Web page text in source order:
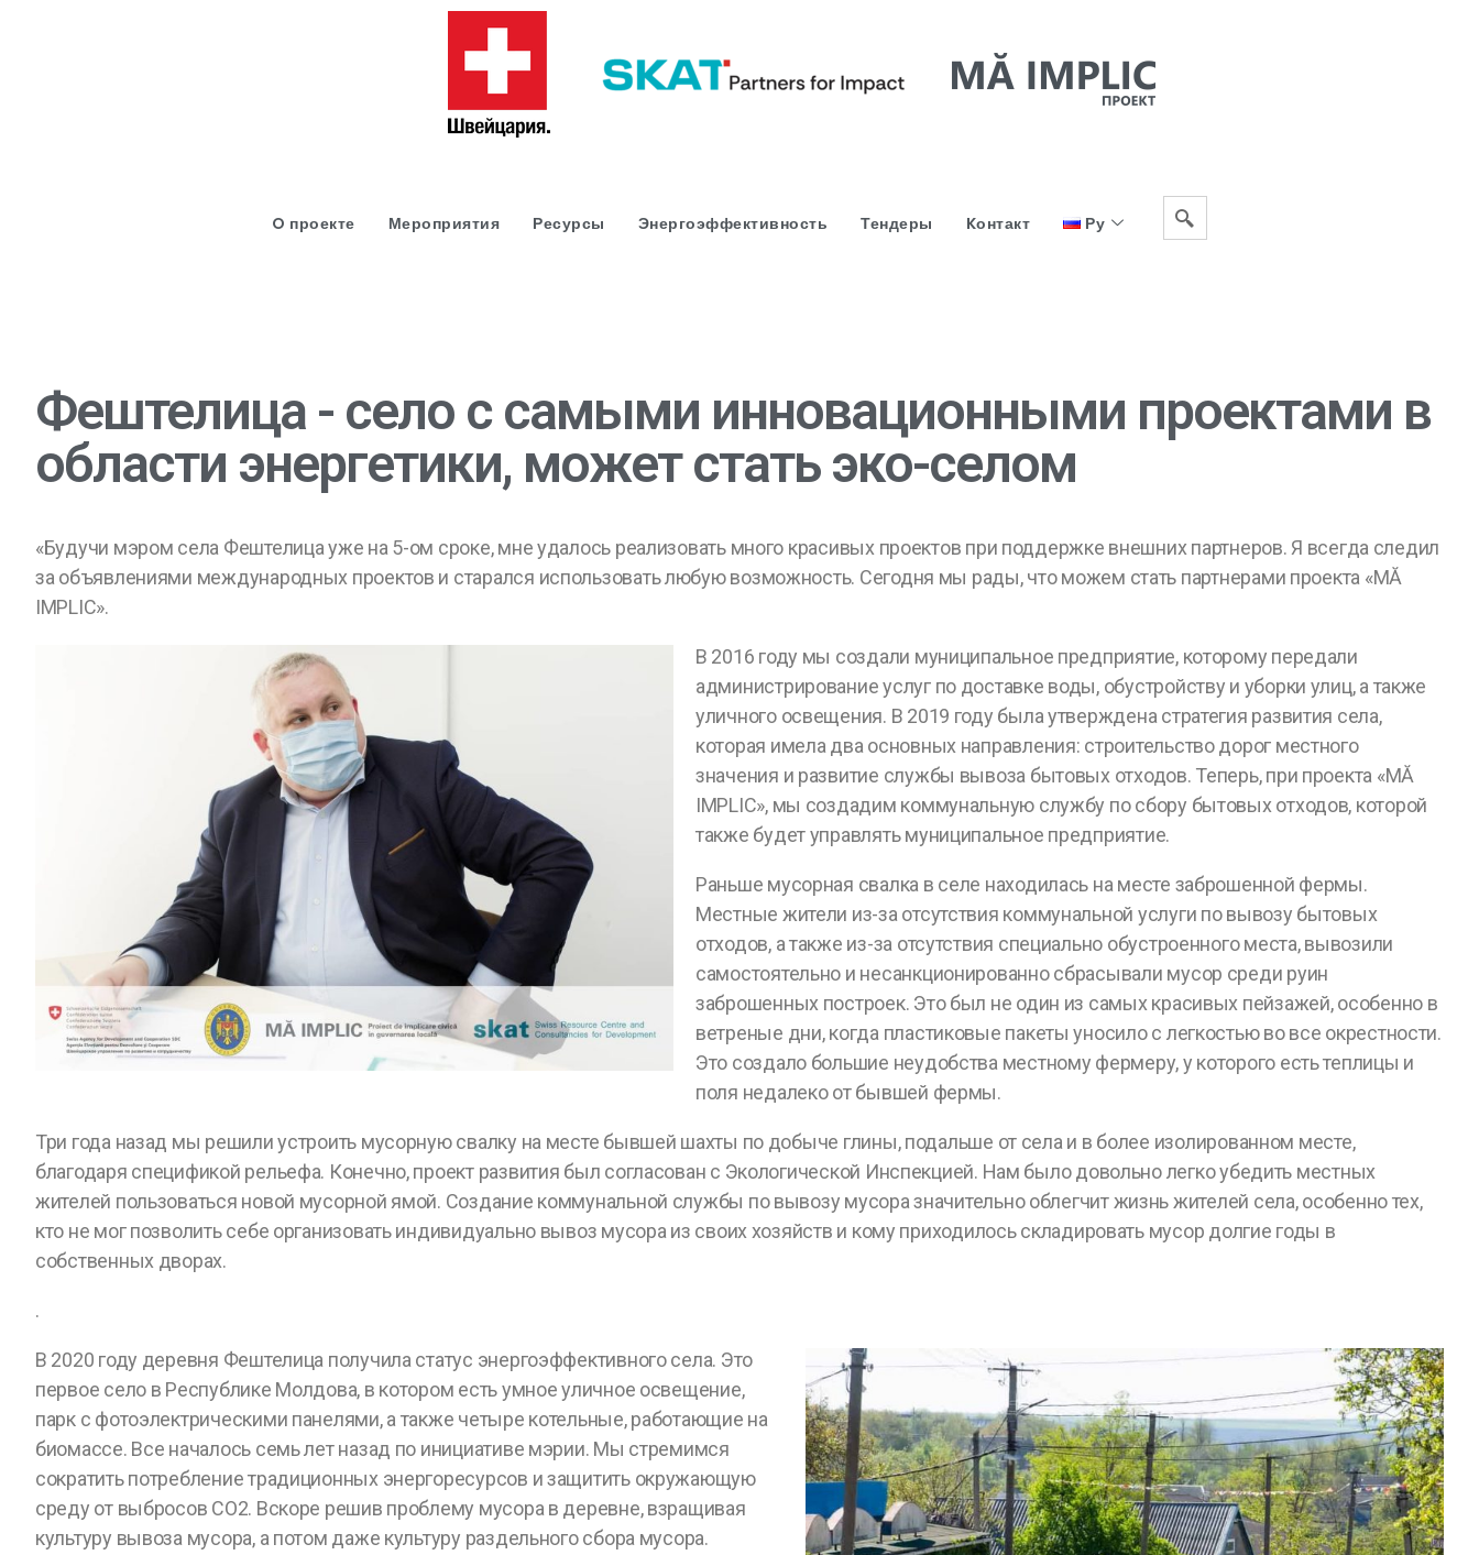
O проекте Мероприятия Ресурсы Энергоэффективность Тендеры Kонтакт Ру
Фештелица - село с самыми инновационными проектами в
области энергетики, может стать эко-селом
«Будучи мэром села Фештелица уже на 5-ом сроке, мне удалось реализовать много красивых проектов при поддержке внешних партнеров. Я всегда следил
за объявлениями международных проектов и старался использовать любую возможность. Сегодня мы рады, что можем стать партнерами проекта «MĂ
IMPLIC».
В 2016 году мы создали муниципальное предприятие, которому передали
администрирование услуг по доставке воды, обустройству и уборки улиц, а также
уличного освещения. В 2019 году была утверждена стратегия развития села,
которая имела два основных направления: строительство дорог местного
значения и развитие службы вывоза бытовых отходов. Теперь, при проекта «MĂ
IMPLIC», мы создадим коммунальную службу по сбору бытовых отходов, которой
также будет управлять муниципальное предприятие.
Раньше мусорная свалка в селе находилась на месте заброшенной фермы.
Местные жители из-за отсутствия коммунальной услуги по вывозу бытовых
отходов, а также из-за отсутствия специально обустроенного места, вывозили
самостоятельно и несанкционированно сбрасывали мусор среди руин
заброшенных построек. Это был не один из самых красивых пейзажей, особенно в
ветреные дни, когда пластиковые пакеты уносило с легкостью во все окрестности.
Это создало большие неудобства местному фермеру, у которого есть теплицы и
поля недалеко от бывшей фермы.
Три года назад мы решили устроить мусорную свалку на месте бывшей шахты по добыче глины, подальше от села и в более изолированном месте,
благодаря спецификой рельефа. Конечно, проект развития был согласован с Экологической Инспекцией. Нам было довольно легко убедить местных
жителей пользоваться новой мусорной ямой. Создание коммунальной службы по вывозу мусора значительно облегчит жизнь жителей села, особенно тех,
кто не мог позволить себе организовать индивидуально вывоз мусора из своих хозяйств и кому приходилось складировать мусор долгие годы в
собственных дворах.
.
В 2020 году деревня Фештелица получила статус энергоэффективного села. Это
первое село в Республике Молдова, в котором есть умное уличное освещение,
парк с фотоэлектрическими панелями, а также четыре котельные, работающие на
биомассе. Все началось семь лет назад по инициативе мэрии. Мы стремимся
сократить потребление традиционных энергоресурсов и защитить окружающую
среду от выбросов CO2. Вскоре решив проблему мусора в деревне, взращивая
культуру вывоза мусора, а потом даже культуру раздельного сбора мусора.